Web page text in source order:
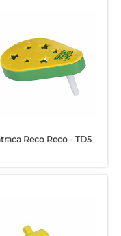
Reco Reco - TD5